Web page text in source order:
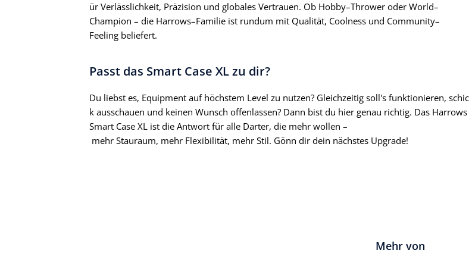
ür Verlässlichkeit, Präzision und globales Vertrauen. Ob Hobby–Thrower oder World–
Champion – die Harrows–Familie ist rundum mit Qualität, Coolness und Community–
Feeling beliefert.
Passt das Smart Case XL zu dir?
Du liebst es, Equipment auf höchstem Level zu nutzen? Gleichzeitig soll's funktionieren, schic
k ausschauen und keinen Wunsch offenlassen? Dann bist du hier genau richtig. Das Harrows
Smart Case XL ist die Antwort für alle Darter, die mehr wollen –
mehr Stauraum, mehr Flexibilität, mehr Stil. Gönn dir dein nächstes Upgrade!
Mehr von